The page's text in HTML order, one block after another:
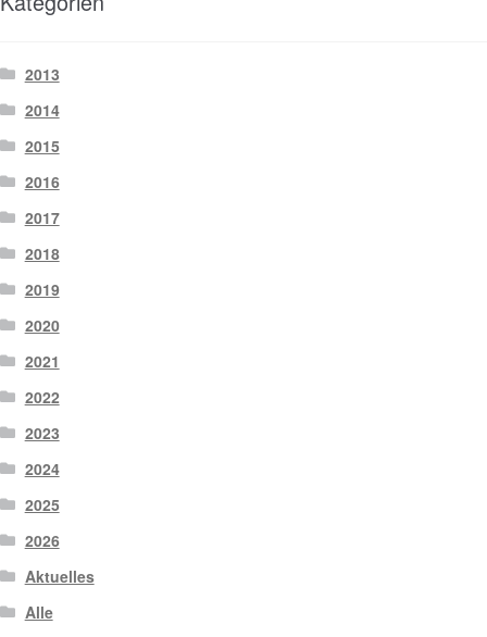
2013
2014
2015
2016
2017
2018
2019
2020
2021
2022
2023
2024
2025
2026
Aktuelles
Alle